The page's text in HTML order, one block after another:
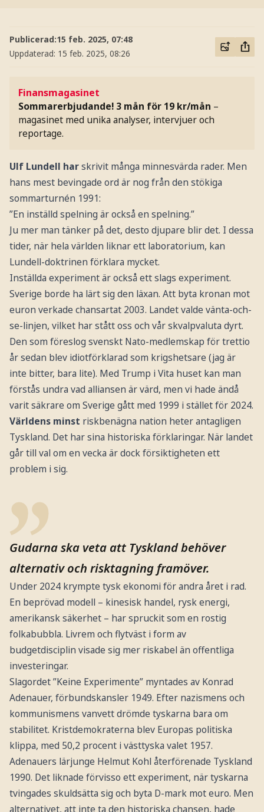
Publicerad:15 feb. 2025, 07:48
Uppdaterad: 15 feb. 2025, 08:26
Finansmagasinet
Sommarerbjudande! 3 mån för 19 kr/mån –
magasinet med unika analyser, intervjuer och
reportage.
Ulf Lundell harskrivit många minnesvärda rader. Men
hans mest bevingade ord är nog från den stökiga
sommarturnén 1991:
”En inställd spelning är också en spelning.”
Ju mer man tänker på det, desto djupare blir det. I dessa
tider, när hela världen liknar ett laboratorium, kan
Lundell-doktrinen förklara mycket.
Inställda experiment är också ett slags experiment.
Sverige borde ha lärt sig den läxan. Att byta kronan mot
euron verkade chansartat 2003. Landet valde vänta-och-
se-linjen, vilket har stått oss och vår skvalpvaluta dyrt.
Den som föreslog svenskt Nato-medlemskap för trettio
år sedan blev idiotförklarad som krigshetsare (jag är
inte bitter, bara lite). Med Trump i Vita huset kan man
förstås undra vad alliansen är värd, men vi hade ändå
varit säkrare om Sverige gått med 1999 i stället för 2024.
Världens minst riskbenägna nation heter antagligen
Tyskland. Det har sina historiska förklaringar. När landet
går till val om en vecka är dock försiktigheten ett
problem i sig.
Gudarna ska veta att Tyskland behöver
alternativ och risktagning framöver.
Under 2024 krympte tysk ekonomi för andra året i rad.
En beprövad modell – kinesisk handel, rysk energi,
amerikansk säkerhet – har spruckit som en rostig
folkabubbla. Livrem och flytväst i form av
budgetdisciplin visade sig mer riskabel än offentliga
investeringar.
Slagordet ”Keine Experimente” myntades av Konrad
Adenauer, förbundskansler 1949. Efter nazismens och
kommunismens vanvett drömde tyskarna bara om
stabilitet. Kristdemokraterna blev Europas politiska
klippa, med 50,2 procent i västtyska valet 1957.
Adenauers lärjunge Helmut Kohl återförenade Tyskland
1990. Det liknade förvisso ett experiment, när tyskarna
tvingades skuldsätta sig och byta D-mark mot euro. Men
alternativet, att inte ta den historiska chansen, hade